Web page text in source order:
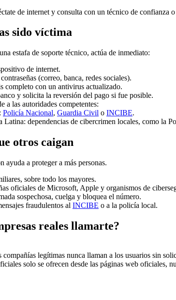
de internet y consulta con un técnico de confianza
sido víctima
estafa de soporte técnico, actúa de inmediato:
de internet.
(correo, banca, redes sociales).
completo con un antivirus actualizado.
y solicita la reversión del pago si fue posible.
a las autoridades competentes:
Policía Nacional, Guardia Civil o INCIBE.
Latina: dependencias de cibercrimen locales, como la
otros caigan
ayuda a proteger a más personas.
sobre todo los mayores.
oficiales de Microsoft, Apple y organismos de
sospechosa, cuelga y bloquea el número.
fraudulentos al INCIBE o a la policía local.
reales llamarte?
legítimas nunca llaman a los usuarios sin
solo se ofrecen desde las páginas web oficiales,